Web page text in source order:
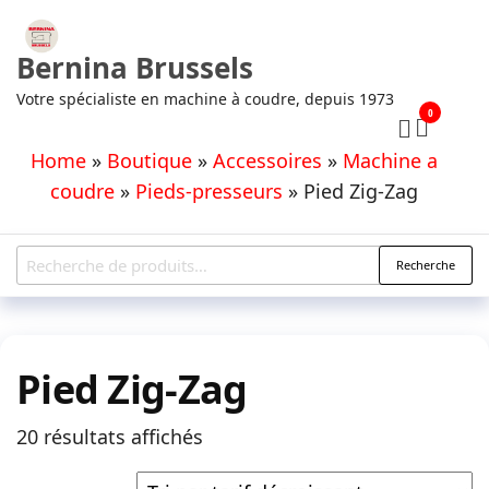
Aller
contenu
Bernina Brussels
Votre spécialiste en machine à coudre, depuis 1973
Home » Boutique » Accessoires » Machine a
coudre » Pieds-presseurs »Pied Zig-Zag
0
Recherche
pour :
Recherche
Pied Zig-Zag
20 résultats affichés
par